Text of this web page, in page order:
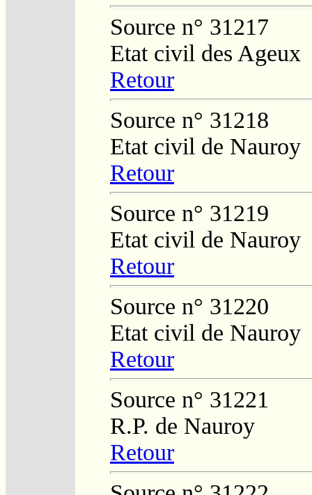
Source n° 31217
Etat civil des Ageux
Retour
Source n° 31218
Etat civil de Nauroy
Retour
Source n° 31219
Etat civil de Nauroy
Retour
Source n° 31220
Etat civil de Nauroy
Retour
Source n° 31221
R.P. de Nauroy
Retour